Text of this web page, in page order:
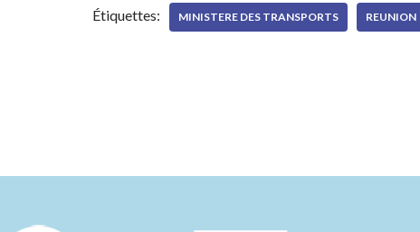
Étiquettes: MINISTERE DES TRANSPORTS REUNION